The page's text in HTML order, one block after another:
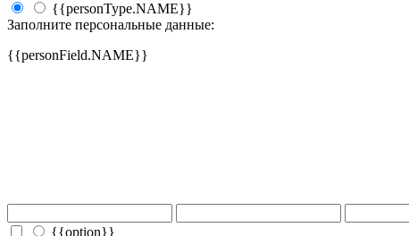
{{personType.NAME}}
Заполните персональные данные:
{{personField.NAME}}
{{option}}